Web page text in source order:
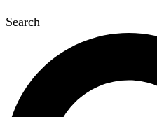
Search